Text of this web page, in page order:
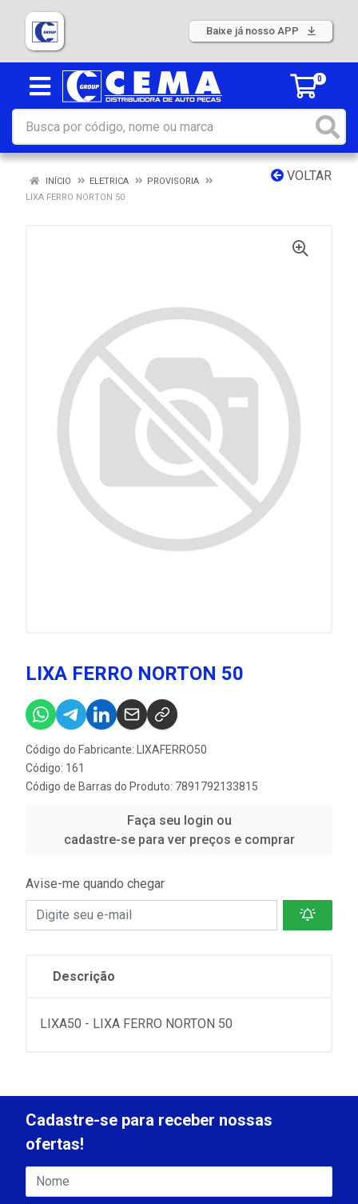
Baixe já nosso APP
0
VOLTAR
INÍCIO ELETRICA
PROVISORIA
LIXA FERRO NORTON 50
LIXA FERRO NORTON 50
Código do Fabricante: LIXAFERRO50
Código: 161
Código de Barras do Produto: 7891792133815
Faça seu login ou
cadastre-se para ver preços e comprar
Avise-me quando chegar
Descrição
LIXA50 - LIXA FERRO NORTON 50
Cadastre-se para receber nossas
ofertas!